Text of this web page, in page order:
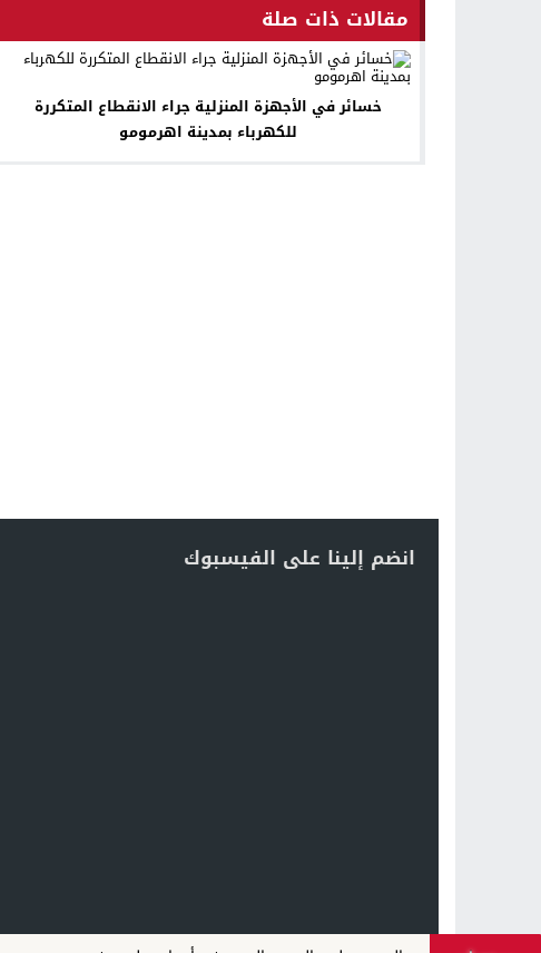
مقالات ذات صلة
خسائر في الأجهزة المنزلية جراء الانقطاع المتكررة
للكهرباء بمدينة اهرمومو
انضم إلينا على الفيسبوك